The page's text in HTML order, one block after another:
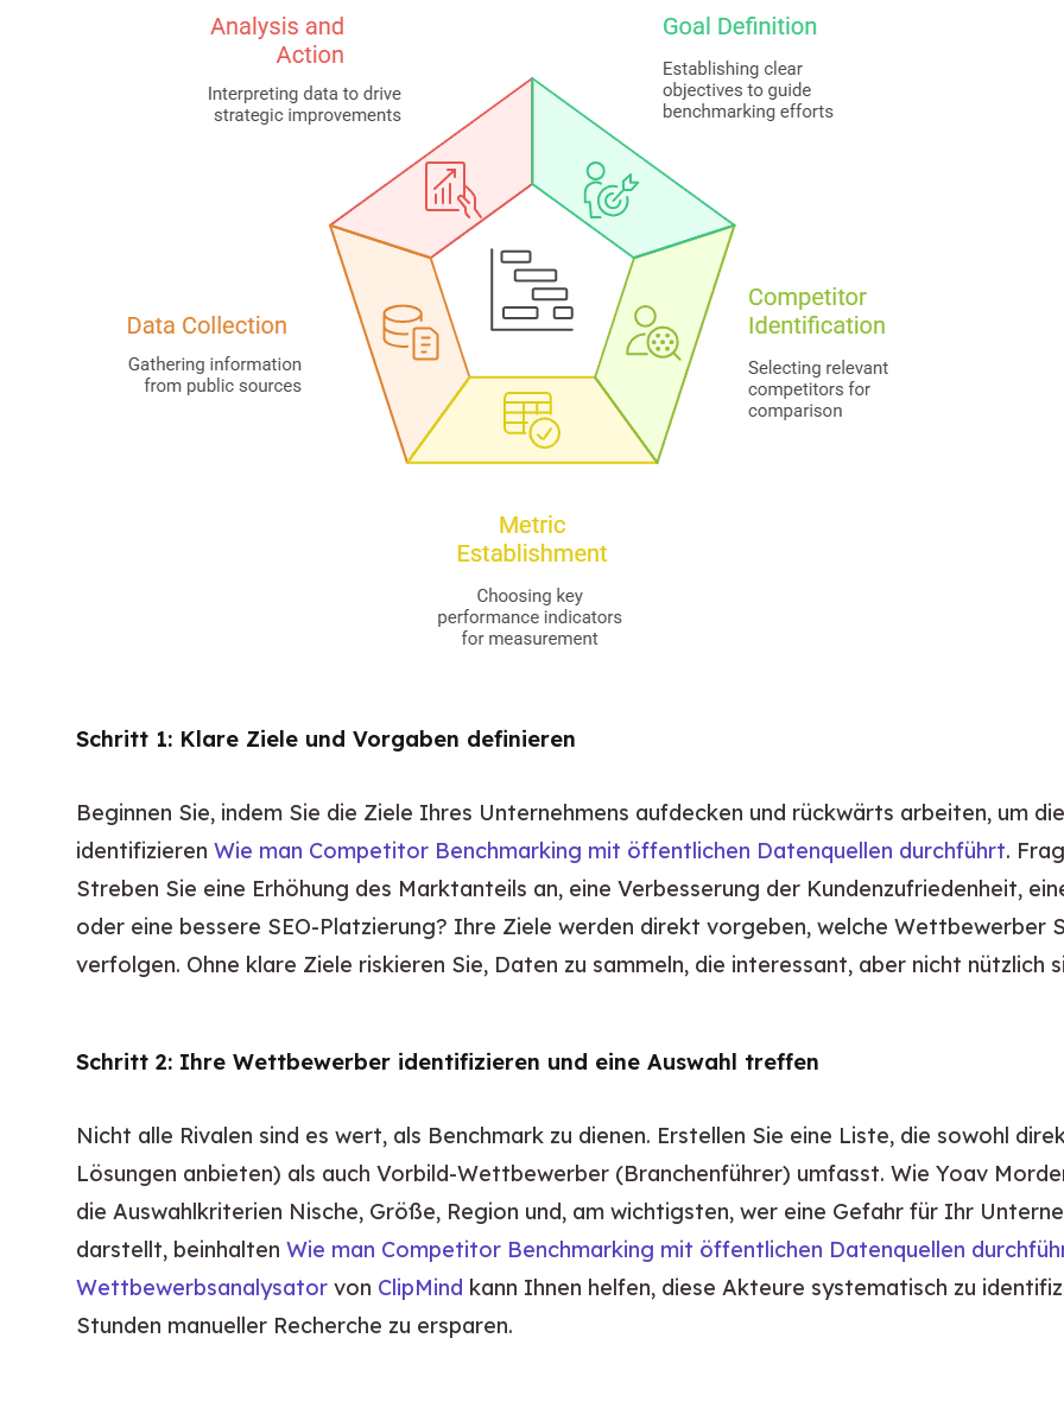
Schritt 1: Klare Ziele und Vorgaben definieren
Beginnen Sie, indem Sie die Ziele Ihres Unternehmens aufdecken und rückwärts arbeiten, um
identifizieren Wie man Competitor Benchmarking mit öffentlichen Datenquellen durchführt.
Streben Sie eine Erhöhung des Marktanteils an, eine Verbesserung der Kundenzufriedenheit,
oder eine bessere SEO-Platzierung? Ihre Ziele werden direkt vorgeben, welche Wettbewerber
verfolgen. Ohne klare Ziele riskieren Sie, Daten zu sammeln, die interessant, aber nicht nützlich
Schritt 2: Ihre Wettbewerber identifizieren und eine Auswahl treffen
Nicht alle Rivalen sind es wert, als Benchmark zu dienen. Erstellen Sie eine Liste, die sowohl
Lösungen anbieten) als auch Vorbild-Wettbewerber (Branchenführer) umfasst. Wie Yoav
die Auswahlkriterien Nische, Größe, Region und, am wichtigsten, wer eine Gefahr für Ihr
darstellt, beinhalten Wie man Competitor Benchmarking mit öffentlichen Datenquellen
Wettbewerbsanalysator von ClipMind kann Ihnen helfen, diese Akteure systematisch zu
Stunden manueller Recherche zu ersparen.